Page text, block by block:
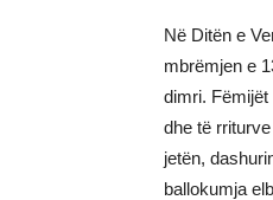
Në Ditën e
mbrëmjen e
dimri.
dhe të
jetën,
ballokumja